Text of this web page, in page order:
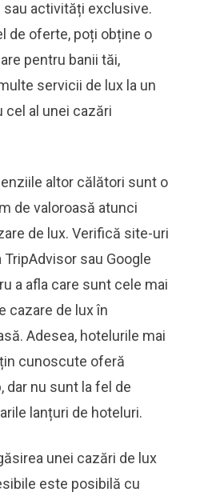
activități exclusive.
de oferte, poți obține o
pentru banii tăi,
servicii de lux la un
cel al unei cazări
altor călători sunt o
de valoroasă atunci
de lux. Verifică site-uri
sau Google
a afla care sunt cele mai
cazare de lux în
Adesea, hotelurile mai
cunoscute oferă
dar nu sunt la fel de
lanțuri de hoteluri.
unei cazări de lux
este posibilă cu